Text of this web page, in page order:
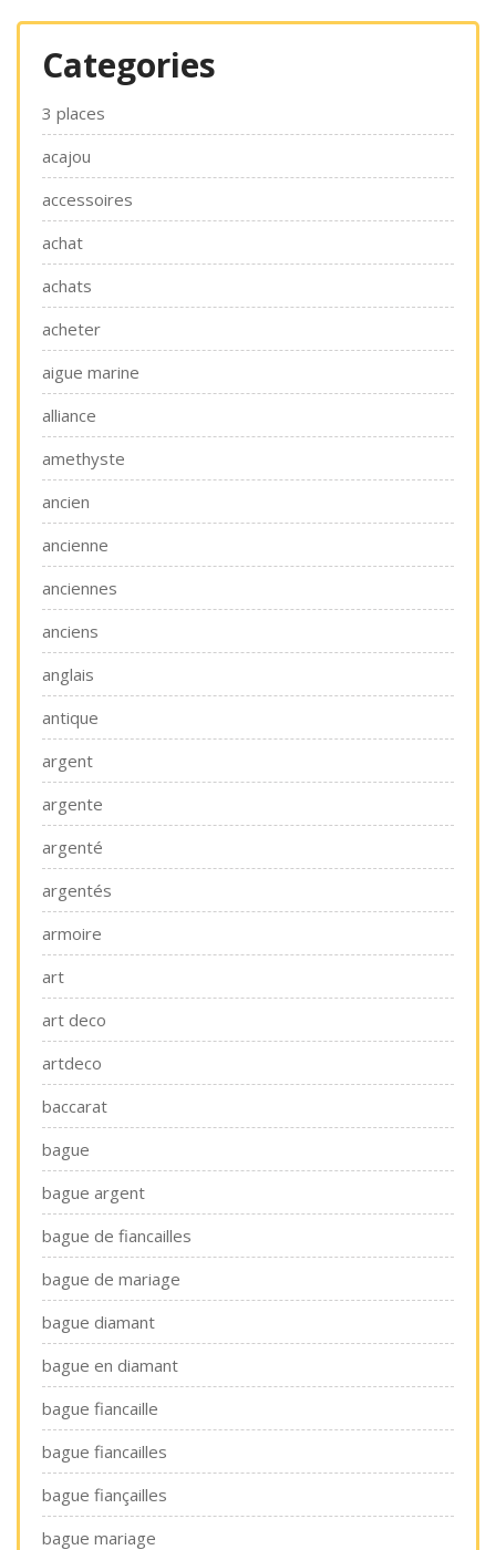
Categories
3 places
acajou
accessoires
achat
achats
acheter
aigue marine
alliance
amethyste
ancien
ancienne
anciennes
anciens
anglais
antique
argent
argente
argenté
argentés
armoire
art
art deco
artdeco
baccarat
bague
bague argent
bague de fiancailles
bague de mariage
bague diamant
bague en diamant
bague fiancaille
bague fiancailles
bague fiançailles
bague mariage